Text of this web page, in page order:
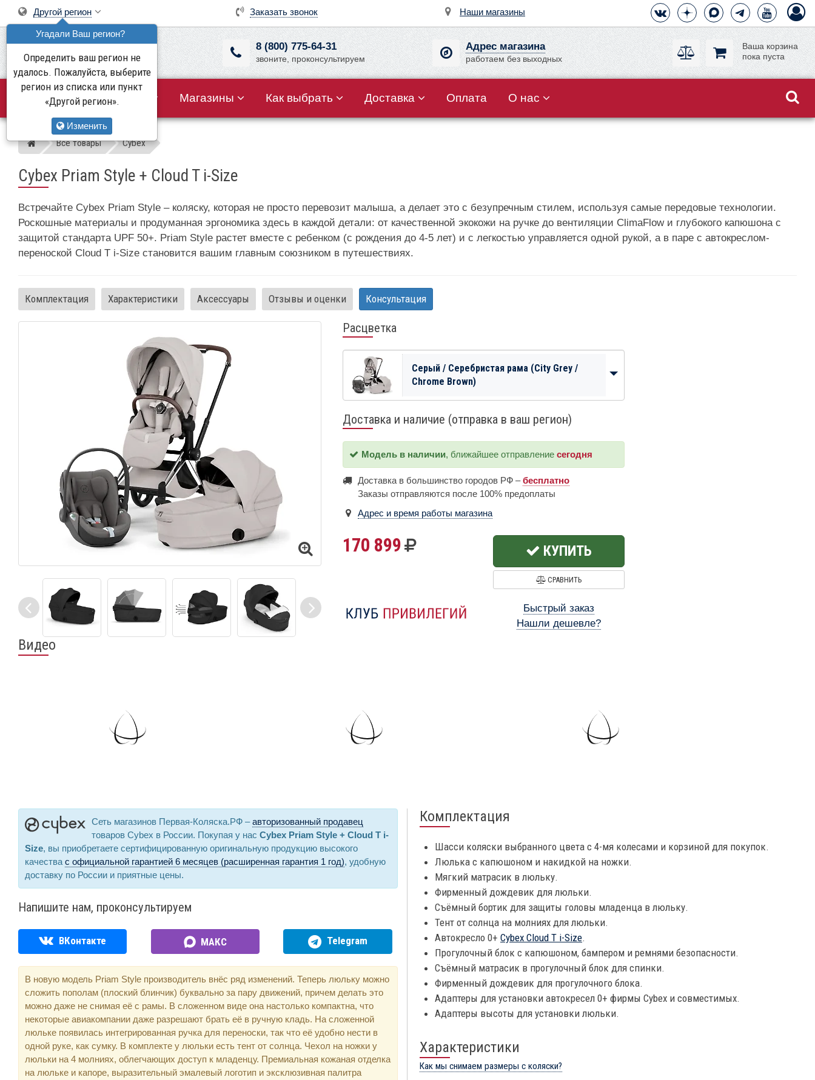
Заказать звонок Наши магазины
Другой регион
Угадали Ваш регион?
Определить ваш регион не
удалось. Пожалуйста, выберите
регион из списка или пункт
«Другой регион».
Изменить
8 (800) 775-64-31
звоните, проконсультируем
Адрес магазина
работаем без выходных
Ваша корзина
пока пуста
Все товары Акции Магазины Как выбрать Доставка Оплата О нас
Магазин детских колясок
Все товары Cybex
Cybex Priam Style + Cloud T i-Size
Встречайте Cybex Priam Style – коляску, которая не просто перевозит малыша, а делает это с безупречным стилем, используя самые передовые технологии.
Роскошные материалы и продуманная эргономика здесь в каждой детали: от качественной экокожи на ручке до вентиляции ClimaFlow и глубокого капюшона с
защитой стандарта UPF 50+. Priam Style растет вместе с ребенком (с рождения до 4-5 лет) и с легкостью управляется одной рукой, а в паре с автокреслом-
переноской Cloud T i-Size становится вашим главным союзником в путешествиях.
Комплектация Характеристики Аксессуары Отзывы и оценки Консультация
Расцветка
Серый / Серебристая рама (City Grey /
Chrome Brown)
Доставка и наличие (отправка в ваш регион)
Модель в наличии, ближайшее отправление сегодня
Доставка в большинство городов РФ –бесплатно
Заказы отправляются после 100% предоплаты
Адрес и время работы магазина
170 899 КУПИТЬ
СРАВНИТЬ
Быстрый заказ
Нашли дешевле?
Видео
Сеть магазинов Первая-Коляска.РФ –авторизованный продавец
товаров Cybex в России. Покупая у нас Cybex Priam Style + Cloud T i-
Size, вы приобретаете сертифицированную оригинальную продукцию высокого
качества с официальной гарантией 6 месяцев (расширенная гарантия 1 год), удобную
доставку по России и приятные цены.
Напишите нам, проконсультируем
ВКонтакте МАКС Telegram
В новую модель Priam Style производитель внёс ряд изменений. Теперь люльку можно
сложить пополам (плоский блинчик) буквально за пару движений, причем делать это
можно даже не снимая её с рамы. В сложенном виде она настолько компактна, что
некоторые авиакомпании даже разрешают брать её в ручную кладь. На сложенной
люльке появилась интегрированная ручка для переноски, так что её удобно нести в
одной руке, как сумку. В комплекте у люльки есть тент от солнца. Чехол на ножки у
люльки на 4 молниях, облегчающих доступ к младенцу. Премиальная кожаная отделка
на люльке и капоре, выразительный эмалевый логотип и эксклюзивная палитра
Комплектация
Шасси коляски выбранного цвета с 4-мя колесами и корзиной для покупок.
Люлька с капюшоном и накидкой на ножки.
Мягкий матрасик в люльку.
Фирменный дождевик для люльки.
Съёмный бортик для защиты головы младенца в люльку.
Тент от солнца на молниях для люльки.
Автокресло 0+ Cybex Cloud T i-Size.
Прогулочный блок с капюшоном, бампером и ремнями безопасности.
Съёмный матрасик в прогулочный блок для спинки.
Фирменный дождевик для прогулочного блока.
Адаптеры для установки автокресел 0+ фирмы Cybex и совместимых.
Адаптеры высоты для установки люльки.
Характеристики
Как мы снимаем размеры с коляски?